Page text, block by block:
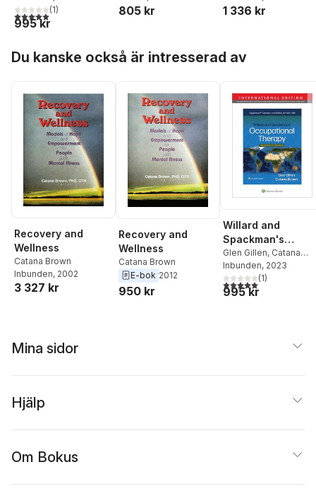
Ramugondo
5,0utav 5 stjärnor. Totalt antal röster:
(1)
995 kr
805 kr
Stoffel
1 336 kr
Du kanske också är intresserad av
Recovery and
Wellness
Catana Brown
Inbunden, 2002
3 327 kr
Recovery and
Wellness
Catana Brown
E-bok 2012
950 kr
Willard and
Spackman's
Occupational
Therapy
Glen Gillen, Catana
Brown,Elelwani
Ramugondo
Inbunden, 2023
5,0utav 5 stjärnor.
(1)
995 kr
Mina sidor
Hjälp
Om Bokus